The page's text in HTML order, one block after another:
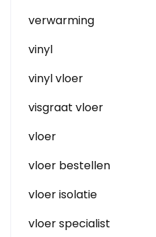
verwarming
vinyl
vinyl vloer
visgraat vloer
vloer
vloer bestellen
vloer isolatie
vloer specialist